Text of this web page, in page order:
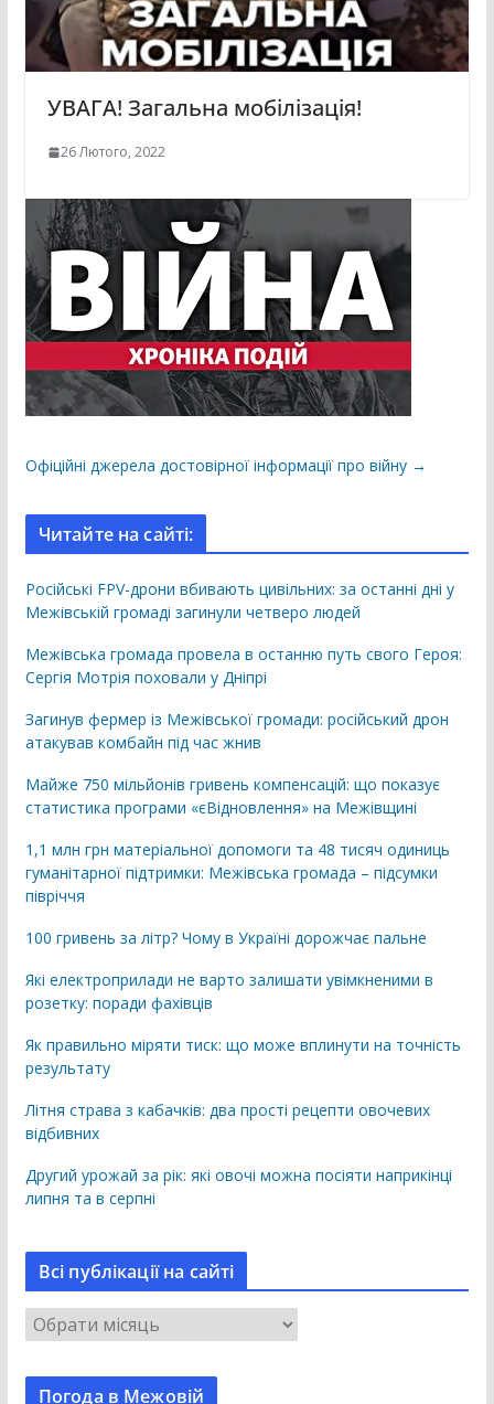
УВАГА! Загальна мобілізація!
26 Лютого, 2022
Офіційні джерела достовірної інформації про війну →
Читайте на сайті:
Російські FPV-дрони вбивають цивільних: за останні дні у
Межівській громаді загинули четверо людей
Межівська громада провела в останню путь свого Героя:
Сергія Мотрія поховали у Дніпрі
Загинув фермер із Межівської громади: російський дрон
атакував комбайн під час жнив
Майже 750 мільйонів гривень компенсацій: що показує
статистика програми «єВідновлення» на Межівщині
1,1 млн грн матеріальної допомоги та 48 тисяч одиниць
гуманітарної підтримки: Межівська громада – підсумки
півріччя
100 гривень за літр? Чому в Україні дорожчає пальне
Які електроприлади не варто залишати увімкненими в
розетку: поради фахівців
Як правильно міряти тиск: що може вплинути на точність
результату
Літня страва з кабачків: два прості рецепти овочевих
відбивних
Другий урожай за рік: які овочі можна посіяти наприкінці
липня та в серпні
Всі публікації на сайті
В
і
Погода в Межовій